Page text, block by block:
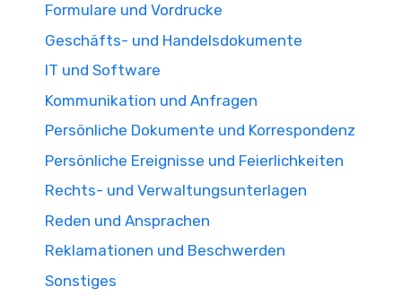
Formulare und Vordrucke
Geschäfts- und Handelsdokumente
IT und Software
Kommunikation und Anfragen
Persönliche Dokumente und Korrespondenz
Persönliche Ereignisse und Feierlichkeiten
Rechts- und Verwaltungsunterlagen
Reden und Ansprachen
Reklamationen und Beschwerden
Sonstiges